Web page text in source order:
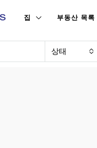
집 부동산 목록
상태